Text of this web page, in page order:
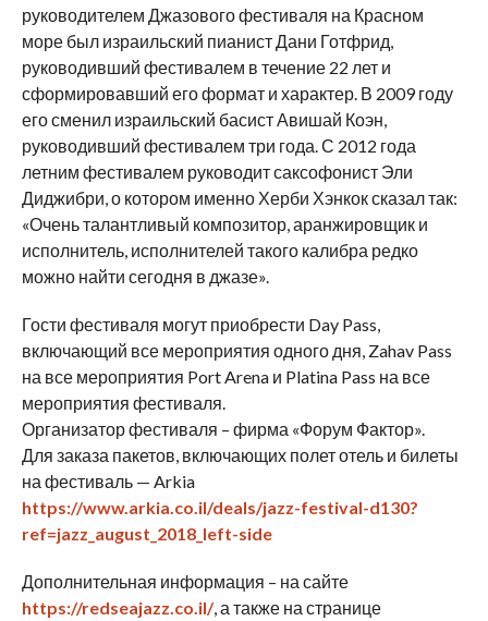
руководителем Джазового фестиваля на Красном
море был израильский пианист Дани Готфрид,
руководивший фестивалем в течение 22 лет и
сформировавший его формат и характер. В 2009 году
его сменил израильский басист Авишай Коэн,
руководивший фестивалем три года. С 2012 года
летним фестивалем руководит саксофонист Эли
Диджибри, о котором именно Херби Хэнкок сказал так:
«Очень талантливый композитор, аранжировщик и
исполнитель, исполнителей такого калибра редко
можно найти сегодня в джазе».
Гости фестиваля могут приобрести Day Pass,
включающий все мероприятия одного дня, Zahav Pass
на все мероприятия Port Arena и Platina Pass на все
мероприятия фестиваля.
Организатор фестиваля – фирма «Форум Фактор».
Для заказа пакетов, включающих полет отель и билеты
на фестиваль — Arkia
https://www.arkia.co.il/deals/jazz-festival-d130?
ref=jazz_august_2018_left-side
Дополнительная информация – на сайте
https://redseajazz.co.il/, а также на странице